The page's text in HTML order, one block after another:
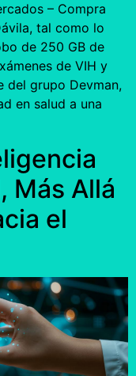
– Compra
tal como lo
de 250 GB de
de VIH y
grupo Devman,
en salud a una
Más Allá
el